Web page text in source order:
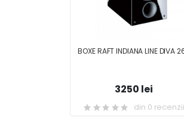
BOXE RAFT INDIANA LINE DIVA
3250 lei
din 0 recenzii